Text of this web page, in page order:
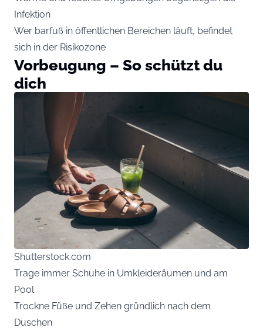
Infektion
Wer barfuß in öffentlichen Bereichen läuft, befindet
sich in der Risikozone
Vorbeugung – So schützt du
dich
Shutterstock.com
Trage immer Schuhe in Umkleideräumen und am
Pool
Trockne Füße und Zehen gründlich nach dem
Duschen